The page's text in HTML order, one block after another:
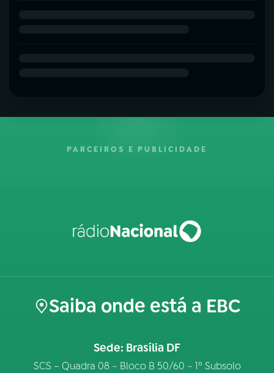
PARCEIROS E PUBLICIDADE
Saiba onde está a EBC
Sede: Brasília DF
SCS – Quadra 08 – Bloco B 50/60 – 1º Subsolo